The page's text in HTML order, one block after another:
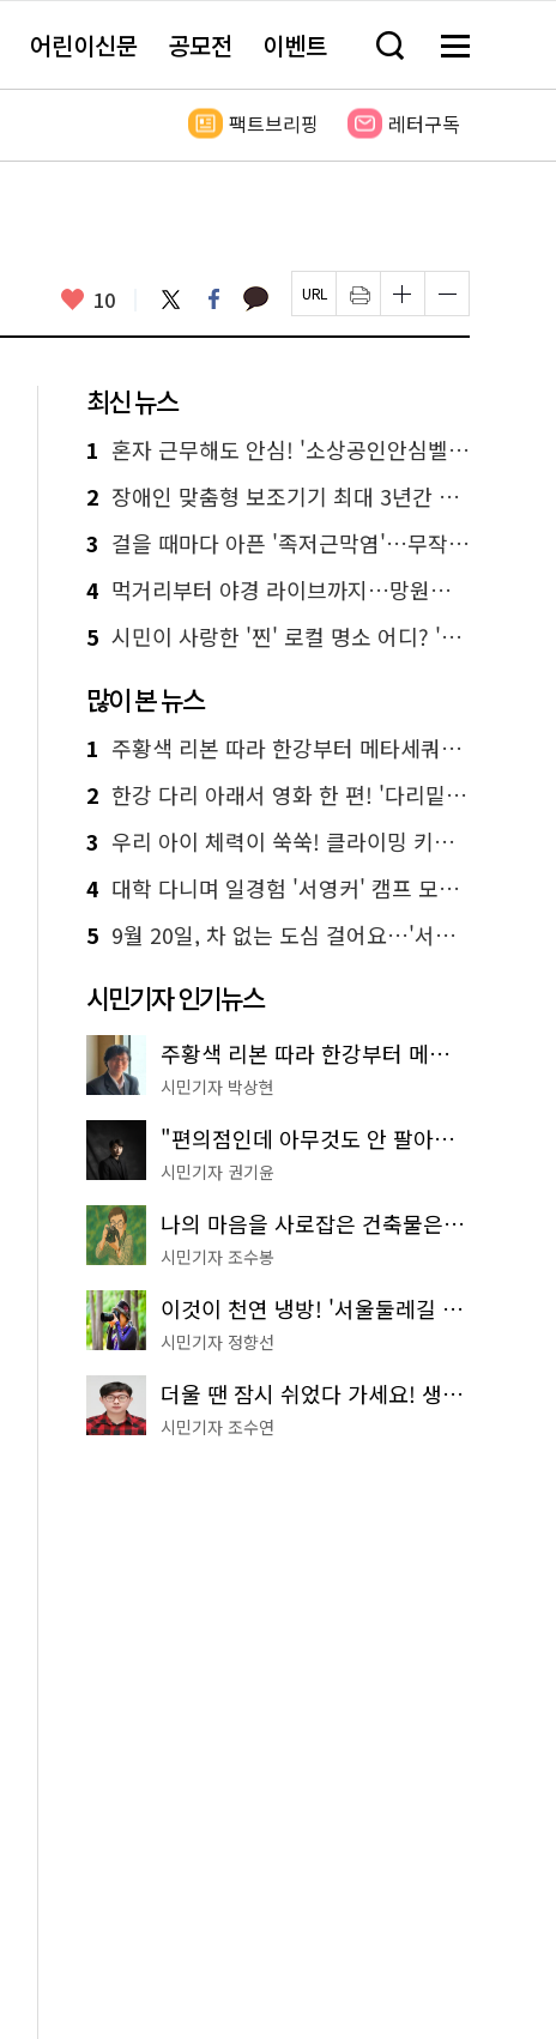
어린이신문 공모전 이벤트 검
창
기
메
전
보
팩트브리핑 레터구독
좋
요
10 트
위
터
페
이
스
카
카 페
이
지
인
쇄
하
글
자
크
하
기
글
자
크
하
기
최신 뉴스
1 혼자 근무해도 안심! '소상공인안심벨' 신청하세요
2 장애인 맞춤형 보조기기 최대 3년간 무상 대여…삶의 질 높인다
3 걸을 때마다 아픈 '족저근막염'…무작정 참지 말고 '이것' 해보세요!
4 먹거리부터 야경 라이브까지…망원한강공원 알짜 코스
5 시민이 사랑한 '찐' 로컬 명소 어디? '서울에디션25' 추천 코스
많이 본 뉴스
1 주황색 리본 따라 한강부터 메타세쿼이아 숲길까지…서울둘레길 15코스
2 한강 다리 아래서 영화 한 편! '다리밑 영화관' 무료 상영
3 우리 아이 체력이 쑥쑥! 클라이밍 키즈카페·어린이 체력장
4 대학 다니며 일경험 '서영커' 캠프 모집…전액 무료
5 9월 20일, 차 없는 도심 걸어요…'서울 걷자 페스티벌' 선착순 5천명
시민기자 인기뉴스
주황색 리본 따라 한강부터 메타세쿼이아 숲길까지…서울둘레길 15코스
시민기자 박상현
"편의점인데 아무것도 안 팔아요" 서울에서 가장 특별한 편의점의 정체
시민기자 권기윤
나의 마음을 사로잡은 건축물은? '서울시 건축상' 수상작 공개!
시민기자 조수봉
이것이 천연 냉방! '서울둘레길 9코스'로 숲속 피서 떠나볼까
시민기자 정향선
더울 땐 잠시 쉬었다 가세요! 생수 냉장고부터 해피소·무더위쉼터까지
시민기자 조수연